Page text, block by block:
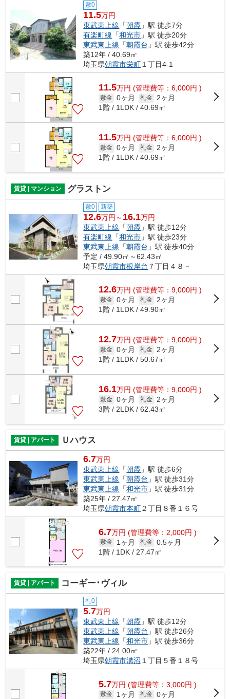
敷0
11.5万円
東武東上線 「朝霞 」駅 徒歩7分
有楽町線 「和光市 」駅 徒歩20分
東武東上線 「朝霞台 」駅 徒歩42分
築12年 / 40.69㎡
埼玉県朝霞市栄町 １丁目4-1
11.5万円 (管理費等：6,000円 )
敷金 0ヶ月 礼金 2ヶ月
1階 / 1LDK / 40.69㎡
11.5万円 (管理費等：6,000円 )
敷金 0ヶ月 礼金 2ヶ月
1階 / 1LDK / 40.69㎡
賃貸 | マンション グラストン
敷0 新築
12.6万円～ 16.1万円
東武東上線 「朝霞 」駅 徒歩12分
有楽町線 「和光市 」駅 徒歩23分
東武東上線 「朝霞台 」駅 徒歩40分
予定 / 49.90㎡～62.43㎡
埼玉県朝霞市根岸台 ７丁目４８－
12.6万円 (管理費等：9,000円 )
敷金 0ヶ月 礼金
2ヶ月
1階 / 1LDK / 49.90㎡
12.7万円 (管理費等：9,000円 )
敷金 0ヶ月 礼金
2ヶ月
1階 / 1LDK / 50.67㎡
16.1万円 (管理費等：9,000円 )
敷金 0ヶ月 礼金
2ヶ月
3階 / 2LDK / 62.43㎡
賃貸 | アパート Ｕハウス
6.7万円
東武東上線 「朝霞 」駅 徒歩6分
東武東上線 「朝霞台 」駅 徒歩31分
東武東上線 「和光市 」駅 徒歩31分
築25年 / 27.47㎡
埼玉県朝霞市本町２丁目８番１６号
6.7万円 (管理費等：2,000円 )
敷金 1ヶ月 礼金 0.5ヶ月
1階 / 1DK / 27.47㎡
賃貸 | アパート コーギー･ヴィル
礼0
5.7万円
東武東上線 「朝霞 」駅 徒歩12分
東武東上線 「朝霞台 」駅 徒歩26分
東武東上線 「和光市 」駅 徒歩36分
築22年 / 24.00㎡
埼玉県朝霞市溝沼 １丁目５番１８号
5.7万円 (管理費等：3,000円 )
敷金 1ヶ月 礼金 0ヶ月